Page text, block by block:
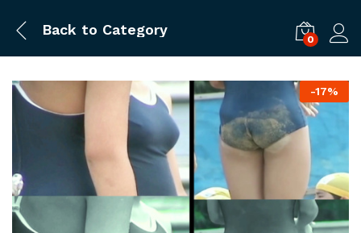
Back to Category
0
-17%